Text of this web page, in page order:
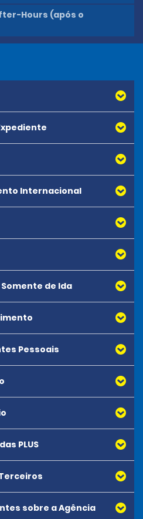
Hours (após o
não estão disponíveis.
todos os veículos é 18
para aluguel.
Internacional
de Ida
Pessoais
atender aos requisitos de
um cartão de crédito
do locatário no momento do
PLUS
sobre a Agência